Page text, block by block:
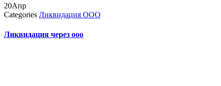
20Апр
Categories Ликвидация ООО
Ликвидация через ооо